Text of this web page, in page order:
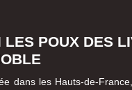
LES POUX DES
dans les Hauts-de-